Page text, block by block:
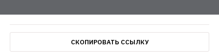
СКОПИРОВАТЬ ССЫЛКУ